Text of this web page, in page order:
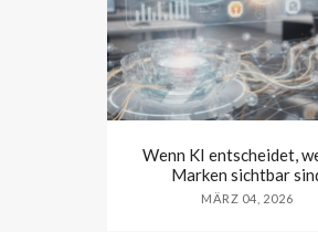
Wenn KI entscheidet,
Marken sichtbar
MÄRZ 04, 2026